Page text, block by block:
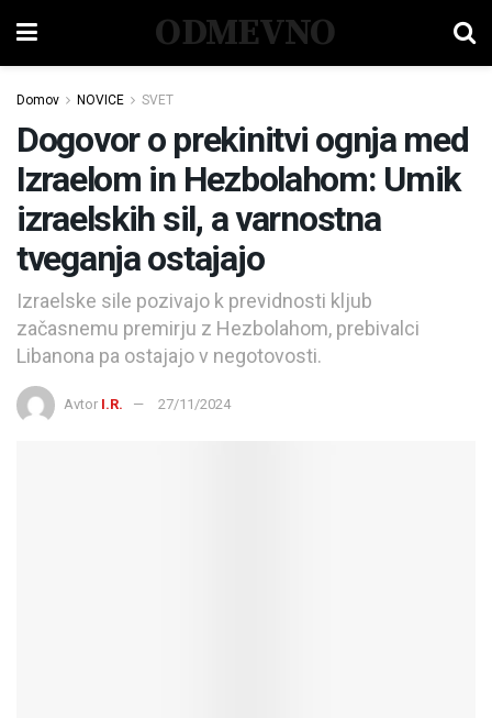
ODMEVNO
Domov NOVICE SVET
Dogovor o prekinitvi ognja med
Izraelom in Hezbolahom: Umik
izraelskih sil, a varnostna
tveganja ostajajo
Izraelske sile pozivajo k previdnosti kljub
začasnemu premirju z Hezbolahom, prebivalci
Libanona pa ostajajo v negotovosti.
Avtor I.R. 27/11/2024